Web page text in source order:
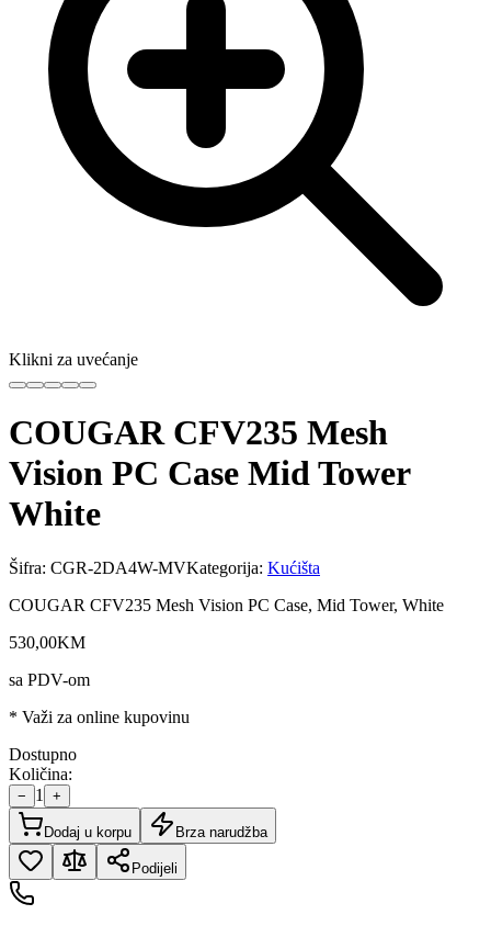
Klikni za uvećanje
COUGAR CFV235 Mesh
Vision PC Case Mid Tower
White
Šifra: CGR-2DA4W-MVKategorija: Kućišta
COUGAR CFV235 Mesh Vision PC Case, Mid Tower, White
530,00KM
sa PDV-om
* Važi za online kupovinu
Dostupno
Količina:
− 1 +
Dodaj u korpu Brza narudžba
Podijeli